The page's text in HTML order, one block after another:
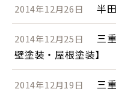
2014年12月26日 半
2014年12月25日
三
壁塗装・屋根塗装】
2014年12月19日
三